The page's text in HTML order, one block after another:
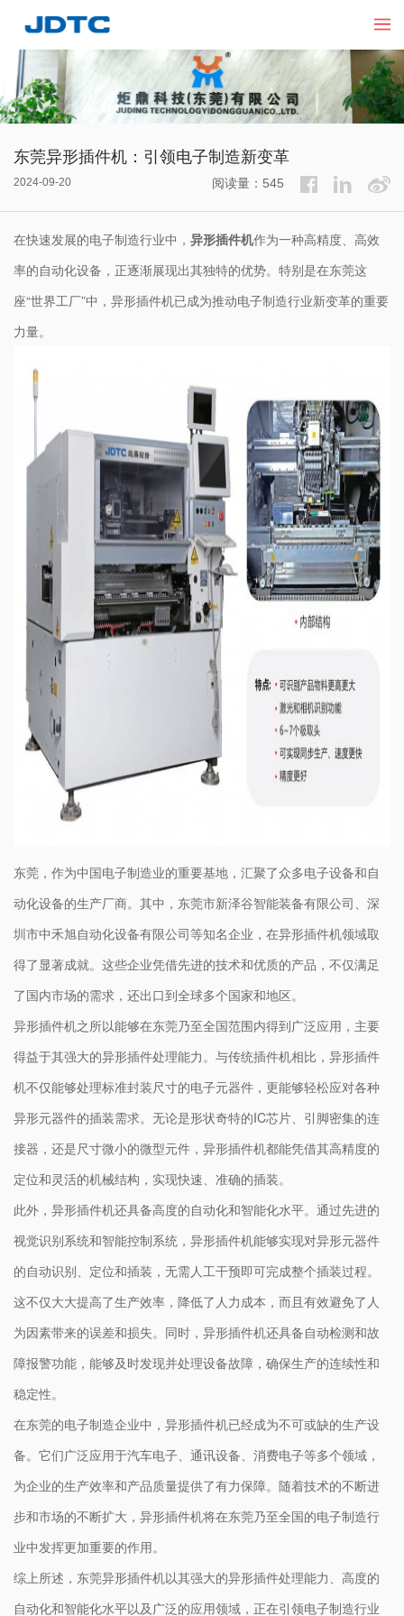
东莞异形插件机：引领电子制造新变革
2024-09-20 阅读量：545
在快速发展的电子制造行业中， 异形插件机作为一种高精度、高效
率的自动化设备，正逐渐展现出其独特的优势。特别是在东莞这
座“世界工厂”中，异形插件机已成为推动电子制造行业新变革的重要
力量。
东莞，作为中国电子制造业的重要基地，汇聚了众多电子设备和自
动化设备的生产厂商。其中，东莞市新泽谷智能装备有限公司、深
圳市中禾旭自动化设备有限公司等知名企业，在异形插件机领域取
得了显著成就。这些企业凭借先进的技术和优质的产品，不仅满足
了国内市场的需求，还出口到全球多个国家和地区。
异形插件机之所以能够在东莞乃至全国范围内得到广泛应用，主要
得益于其强大的异形插件处理能力。与传统插件机相比，异形插件
机不仅能够处理标准封装尺寸的电子元器件，更能够轻松应对各种
异形元器件的插装需求。无论是形状奇特的IC芯片、引脚密集的连
接器，还是尺寸微小的微型元件，异形插件机都能凭借其高精度的
定位和灵活的机械结构，实现快速、准确的插装。
此外，异形插件机还具备高度的自动化和智能化水平。通过先进的
视觉识别系统和智能控制系统，异形插件机能够实现对异形元器件
的自动识别、定位和插装，无需人工干预即可完成整个插装过程。
这不仅大大提高了生产效率，降低了人力成本，而且有效避免了人
为因素带来的误差和损失。同时，异形插件机还具备自动检测和故
障报警功能，能够及时发现并处理设备故障，确保生产的连续性和
稳定性。
在东莞的电子制造企业中，异形插件机已经成为不可或缺的生产设
备。它们广泛应用于汽车电子、通讯设备、消费电子等多个领域，
为企业的生产效率和产品质量提供了有力保障。随着技术的不断进
步和市场的不断扩大，异形插件机将在东莞乃至全国的电子制造行
业中发挥更加重要的作用。
综上所述，东莞异形插件机以其强大的异形插件处理能力、高度的
自动化和智能化水平以及广泛的应用领域，正在引领电子制造行业